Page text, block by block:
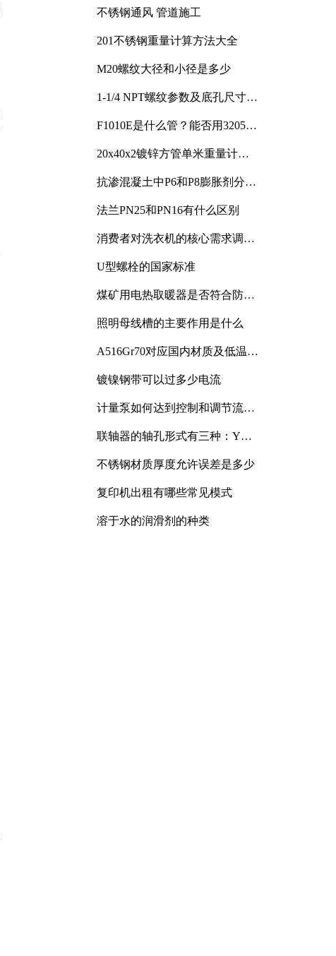
不锈钢通风 管道施工
201不锈钢重量计算方法大全
M20螺纹大径和小径是多少
1-1/4 NPT螺纹参数及底孔尺寸详
F1010E是什么管？能否用3205或
20x40x2镀锌方管单米重量计算
抗渗混凝土中P6和P8膨胀剂分别
法兰PN25和PN16有什么区别
消费者对洗衣机的核心需求调研
U型螺栓的国家标准
煤矿用电热取暖器是否符合防爆
照明母线槽的主要作用是什么
A516Gr70对应国内材质及低温冲
镀镍钢带可以过多少电流
计量泵如何达到控制和调节流量
联轴器的轴孔形式有三种：Y
不锈钢材质厚度允许误差是多少
复印机出租有哪些常见模式
溶于水的润滑剂的种类